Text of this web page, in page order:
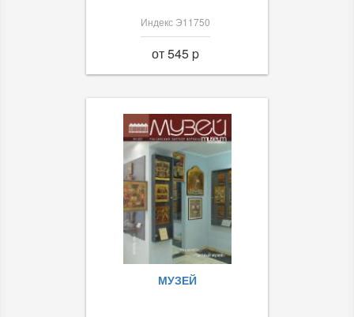
Индекс Э11750
от 545 p
МУЗЕЙ